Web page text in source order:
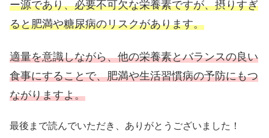
ー源であり、必要不可欠な栄養素ですが、摂りすぎ
ると肥満や糖尿病のリスクがあります。
適量を意識しながら、他の栄養素とバランスの良い
食事にすることで、肥満や生活習慣病の予防にもつ
ながりますよ。
最後まで読んでいただき、ありがとうございました！